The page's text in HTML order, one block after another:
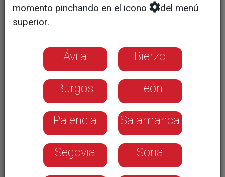
Creen que solo podrían frenarse las
graves repercusiones en la economía
particular si el IVA se rebajara al 10%
momento pinchando en el icono
del menú
superior.
Ávila Bierzo
Burgos León
Palencia Salamanca
Segovia Soria